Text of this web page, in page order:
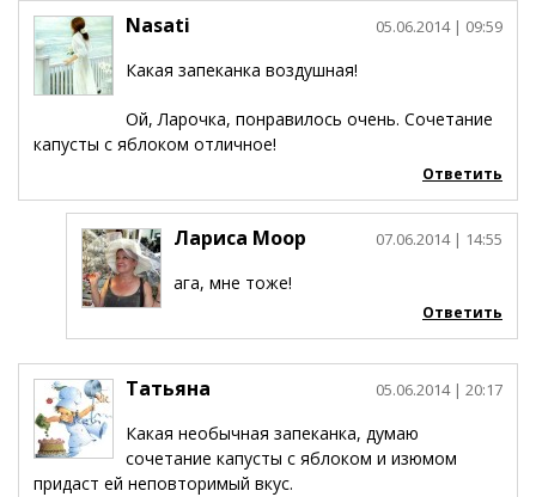
Nasati 05.06.2014 | 09:59
Какая запеканка воздушная!
Ой, Ларочка, понравилось очень. Сочетание
капусты с яблоком отличное!
Ответить
Лариса Моор 07.06.2014 | 14:55
ага, мне тоже!
Ответить
Татьяна 05.06.2014 | 20:17
Какая необычная запеканка, думаю
сочетание капусты с яблоком и изюмом
придаст ей неповторимый вкус.